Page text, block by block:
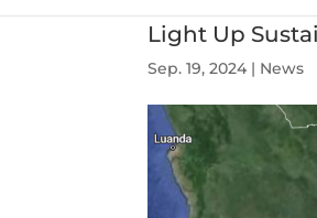
Light Up
Sep. 19, 2024 | News